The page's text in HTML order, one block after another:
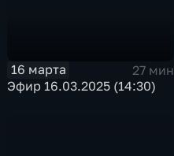
16 марта
27 мин
Эфир 16.03.2025 (14:30)